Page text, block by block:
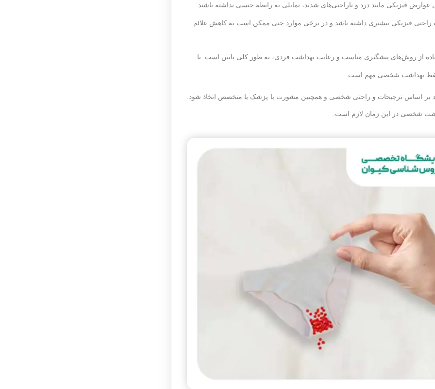
فیزیکی مانند درد و ناراحتی‌های شدید، تمایلی به رابطه جنسی نداشته باشند.
فیزیکی بیشتری داشته باشد و در برخی موارد حتی ممکن است به کاهش علائم
از روش‌های پیشگیری مناسب و رعایت بهداشت فردی، به طور کلی پایین است. با
و حفظ بهداشت شخصی مهم است.
بر اساس ترجیحات و راحتی شخصی و همچنین مشورت با پزشک یا متخصص اتخاذ شود.
شخصی در این زمان لازم است.